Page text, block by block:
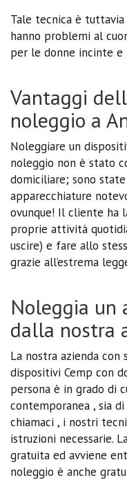
Tale tecnica è
hanno problemi al
per le donne incinte e
Vantaggi
noleggio a
Noleggiare un
noleggio non è stato
domiciliare; sono
apparecchiature
ovunque! Il cliente ha
proprie attività
uscire) e fare allo
grazie all’estrema
Noleggia un
dalla nostra
La nostra azienda
dispositivi Cemp con
persona è in grado di
contemporanea , sia
chiamaci , i nostri
istruzioni necessarie.
gratuita ed avviene
noleggio è anche